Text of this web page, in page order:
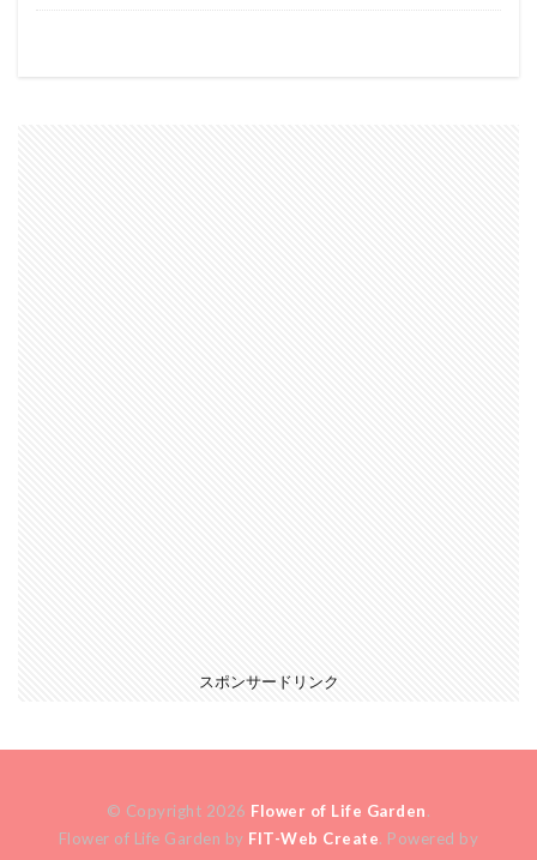
スポンサードリンク
© Copyright 2026 Flower of Life Garden.
Flower of Life Garden by FIT-Web Create. Powered by